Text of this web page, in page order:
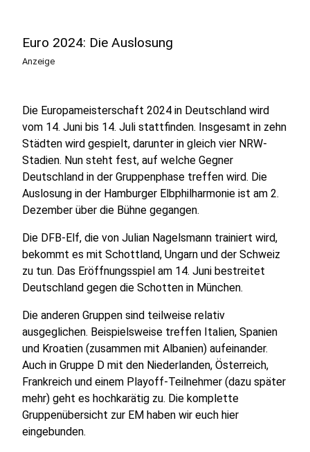
Euro 2024: Die Auslosung
Anzeige
Die Europameisterschaft 2024 in Deutschland wird
vom 14. Juni bis 14. Juli stattfinden. Insgesamt in zehn
Städten wird gespielt, darunter in gleich vier NRW-
Stadien. Nun steht fest, auf welche Gegner
Deutschland in der Gruppenphase treffen wird. Die
Auslosung in der Hamburger Elbphilharmonie ist am 2.
Dezember über die Bühne gegangen.
Die DFB-Elf, die von Julian Nagelsmann trainiert wird,
bekommt es mit Schottland, Ungarn und der Schweiz
zu tun. Das Eröffnungsspiel am 14. Juni bestreitet
Deutschland gegen die Schotten in München.
Die anderen Gruppen sind teilweise relativ
ausgeglichen. Beispielsweise treffen Italien, Spanien
und Kroatien (zusammen mit Albanien) aufeinander.
Auch in Gruppe D mit den Niederlanden, Österreich,
Frankreich und einem Playoff-Teilnehmer (dazu später
mehr) geht es hochkarätig zu. Die komplette
Gruppenübersicht zur EM haben wir euch hier
eingebunden.